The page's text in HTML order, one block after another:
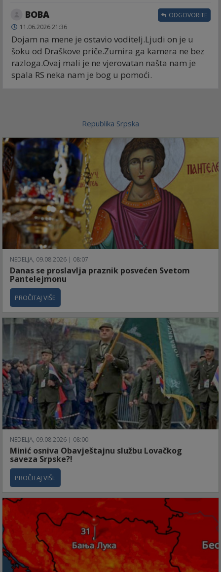
BOBA
11.06.2026 21:36
Dojam na mene je ostavio voditelj.Ljudi on je u
šoku od Draškove priče.Zumira ga kamera ne bez
razloga.Ovaj mali je ne vjerovatan našta nam je
spala RS neka nam je bog u pomoći.
ODGOVORITE
Republika Srpska
NEDELJA, 09.08.2026 | 08:07
Danas se proslavlja praznik posvećen Svetom
Pantelejmonu
PROČITAJ VIŠE
NEDELJA, 09.08.2026 | 08:00
Minić osniva Obavještajnu službu Lovačkog
saveza Srpske?!
PROČITAJ VIŠE